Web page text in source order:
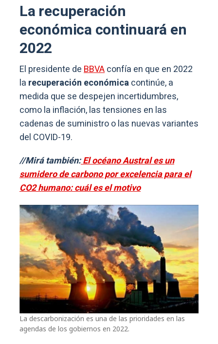
La recuperación
económica continuará en
2022
El presidente deBBVAconfía en que en 2022
la recuperación económicacontinúe, a
medida que se despejen incertidumbres,
como la inflación, las tensiones en las
cadenas de suministro o las nuevas variantes
del COVID-19.
//Mirá también:El océano Austral es un
sumidero de carbono por excelencia para el
CO2 humano: cuál es el motivo
La descarbonización es una de las prioridades en las
agendas de los gobiernos en 2022.